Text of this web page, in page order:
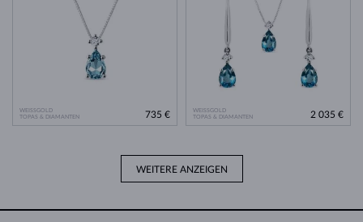
WEISSGOLD
TOPAS & DIAMANTEN
735 €
WEISSGOLD
TOPAS & DIAMANTEN
2 035 €
WEITERE ANZEIGEN